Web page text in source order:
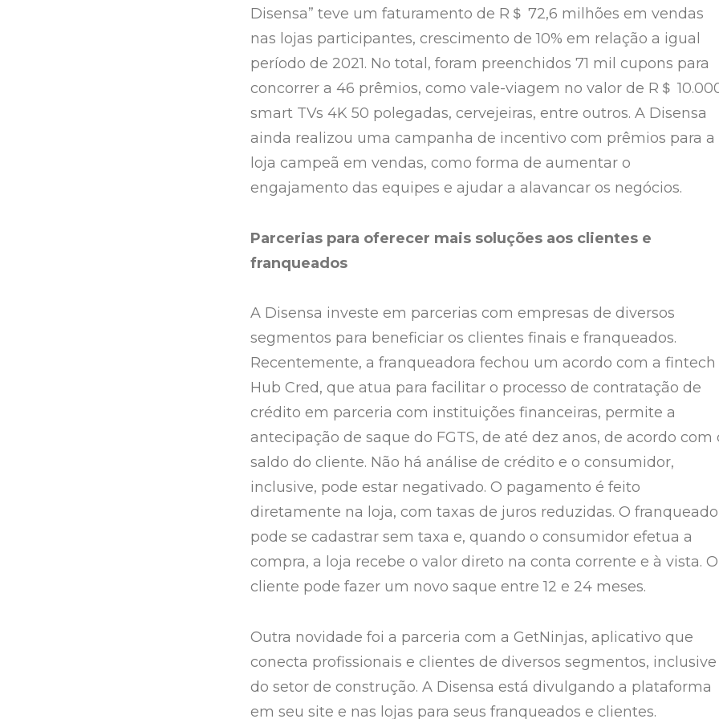
Disensa” teve um faturamento de R＄ 72,6 milhões em vendas
nas lojas participantes, crescimento de 10% em relação a igual
período de 2021. No total, foram preenchidos 71 mil cupons para
concorrer a 46 prêmios, como vale-viagem no valor de R＄
smart TVs 4K 50 polegadas, cervejeiras, entre outros. A Disensa
ainda realizou uma campanha de incentivo com prêmios para a
loja campeã em vendas, como forma de aumentar o
engajamento das equipes e ajudar a alavancar os negócios.
Parcerias para oferecer mais soluções aos clientes e
franqueados
A Disensa investe em parcerias com empresas de diversos
segmentos para beneficiar os clientes finais e franqueados.
Recentemente, a franqueadora fechou um acordo com a fintech
Hub Cred, que atua para facilitar o processo de contratação de
crédito em parceria com instituições financeiras, permite a
antecipação de saque do FGTS, de até dez anos, de acordo com
saldo do cliente. Não há análise de crédito e o consumidor,
inclusive, pode estar negativado. O pagamento é feito
diretamente na loja, com taxas de juros reduzidas. O franqueado
pode se cadastrar sem taxa e, quando o consumidor efetua a
compra, a loja recebe o valor direto na conta corrente e à vista. O
cliente pode fazer um novo saque entre 12 e 24 meses.
Outra novidade foi a parceria com a GetNinjas, aplicativo que
conecta profissionais e clientes de diversos segmentos, inclusive
do setor de construção. A Disensa está divulgando a plataforma
em seu site e nas lojas para seus franqueados e clientes.